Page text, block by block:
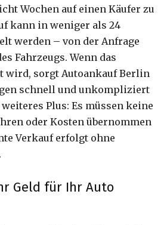
Wochen auf einen Käufer zu
kann in weniger als 24
werden – von der Anfrage
Fahrzeugs. Wenn das
wird, sorgt Autoankauf Berlin
schnell und unkompliziert
Plus: Es müssen keine
oder Kosten übernommen
Verkauf erfolgt ohne
Geld für Ihr Auto